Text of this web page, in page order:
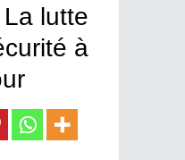
La lutte
à